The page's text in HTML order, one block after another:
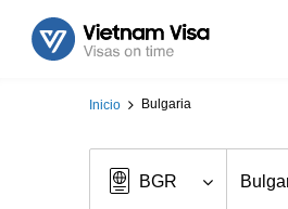
Inicio Bulgaria